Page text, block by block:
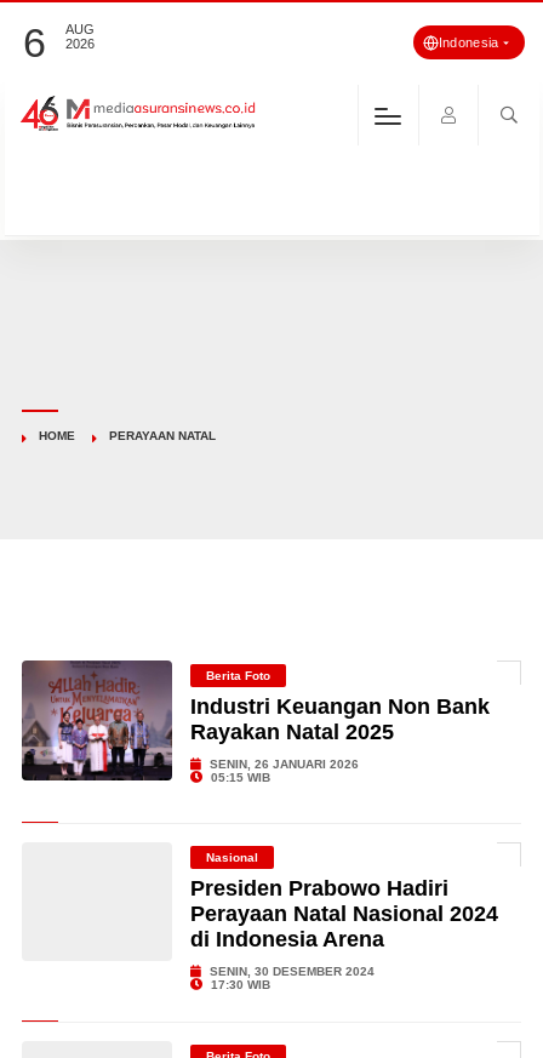
6
AUG
2026
Indonesia
HOME PERAYAAN NATAL
Berita Foto
Industri Keuangan Non Bank
Rayakan Natal 2025
SENIN, 26 JANUARI 2026
05:15 WIB
Nasional
Presiden Prabowo Hadiri
Perayaan Natal Nasional 2024
di Indonesia Arena
SENIN, 30 DESEMBER 2024
17:30 WIB